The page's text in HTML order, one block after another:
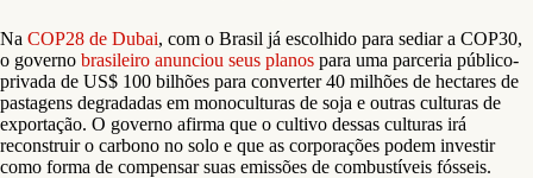
Na COP28 de Dubai, com o Brasil já escolhido para sediar a COP30,
o governo brasileiro anunciou seus planos para uma parceria público-
privada de US$ 100 bilhões para converter 40 milhões de hectares de
pastagens degradadas em monoculturas de soja e outras culturas de
exportação. O governo afirma que o cultivo dessas culturas irá
reconstruir o carbono no solo e que as corporações podem investir
como forma de compensar suas emissões de combustíveis fósseis.